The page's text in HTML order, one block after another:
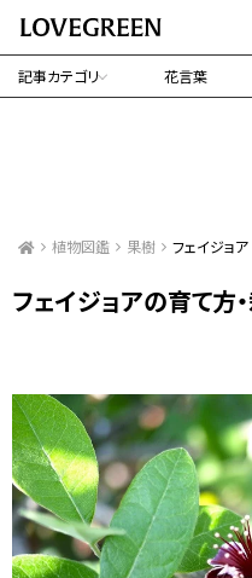
記事カテゴリ 花言葉
植物図鑑 果樹 フェイジョア
フェイジョアの育て方